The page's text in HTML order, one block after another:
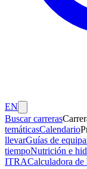
EN
Buscar carreras
temáticasCalendario
llevarGuías de
tiempoNutrición e
ITRACalculadora de